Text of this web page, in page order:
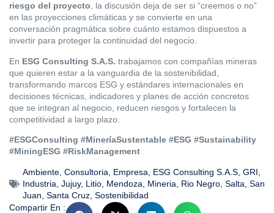
riesgo del proyecto, la discusión deja de ser si “creemos o no”
en las proyecciones climáticas y se convierte en una
conversación pragmática sobre cuánto estamos dispuestos a
invertir para proteger la continuidad del negocio.
En ESG Consulting S.A.S. trabajamos con compañías mineras
que quieren estar a la vanguardia de la sostenibilidad,
transformando marcos ESG y estándares internacionales en
decisiones técnicas, indicadores y planes de acción concretos
que se integran al negocio, reducen riesgos y fortalecen la
competitividad a largo plazo.
#ESGConsulting #MineríaSustentable #ESG #Sustainability
#MiningESG #RiskManagement
Ambiente Consultoria Empresa ESG Consulting S.A.S GRI
Industria Jujuy, Litio Mendoza Mineria Rio Negro Salta San
Juan Santa Cruz Sostenibilidad
Compartir En :